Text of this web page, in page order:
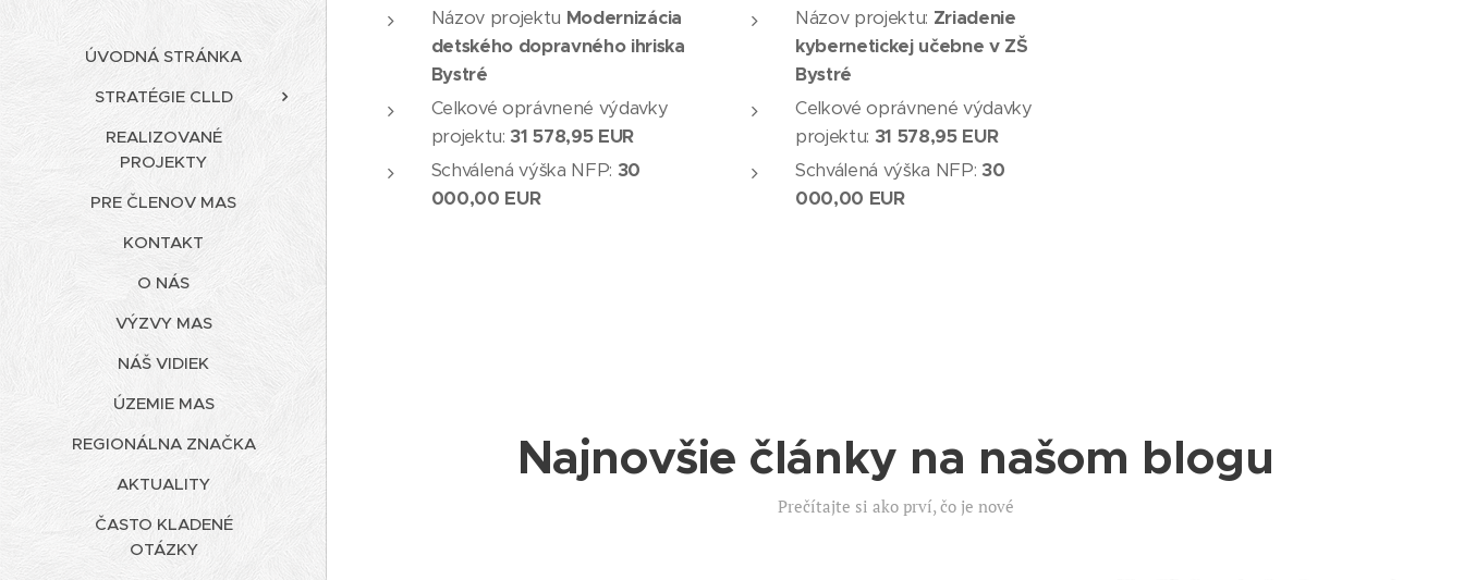
ÚVODNÁ STRÁNKA
STRATÉGIE CLLD
REALIZOVANÉ
PROJEKTY
PRE ČLENOV MAS
KONTAKT
O NÁS
VÝZVY MAS
NÁŠ VIDIEK
ÚZEMIE MAS
REGIONÁLNA ZNAČKA
AKTUALITY
ČASTO KLADENÉ
OTÁZKY
Názov projektu Modernizácia
detského dopravného ihriska
Bystré
Celkové oprávnené výdavky
projektu: 31 578,95 EUR
Schválená výška NFP: 30
000,00 EUR
Názov projektu: Zriadenie
kybernetickej učebne v ZŠ
Bystré
Celkové oprávnené výdavky
projektu: 31 578,95 EUR
Schválená výška NFP: 30
000,00 EUR
Najnovšie články na našom blogu
Prečítajte si ako prví, čo je nové